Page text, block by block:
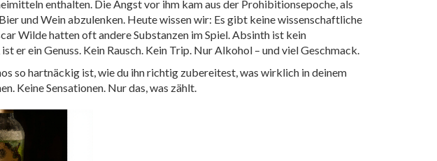
enthalten. Die Angst vor ihm kam aus der Prohibitionsepoche, als
und Wein abzulenken. Heute wissen wir: Es gibt keine wissenschaftliche
Wilde hatten oft andere Substanzen im Spiel. Absinth ist kein
ein Genuss. Kein Rausch. Kein Trip. Nur Alkohol – und viel Geschmack.
so hartnäckig ist, wie du ihn richtig zubereitest, was wirklich in deinem
Keine Sensationen. Nur das, was zählt.